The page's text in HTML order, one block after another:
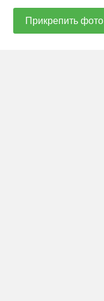
Прикрепить фото